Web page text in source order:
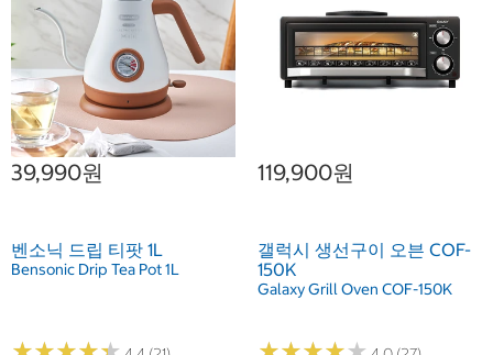
39,990원
벤소닉 드립 티팟 1L
Bensonic Drip Tea Pot 1L
119,900원
갤럭시 생선구이 오븐 COF-
150K
Galaxy Grill Oven COF-150K